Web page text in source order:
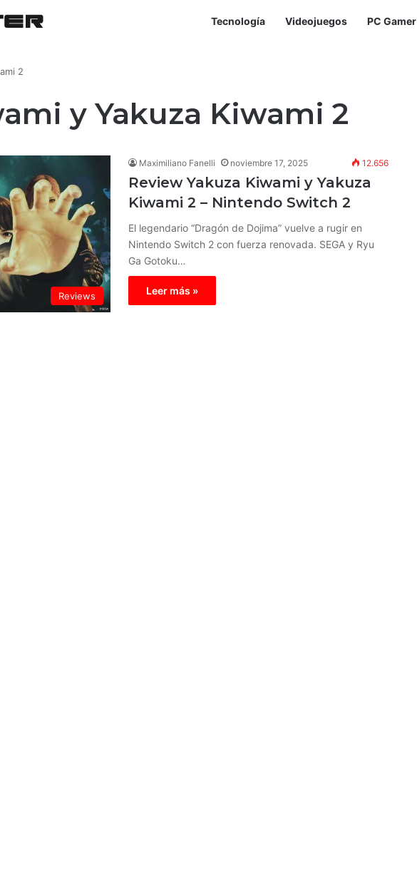
Tecnología Videojuegos PC Gamer
2
y Yakuza Kiwami 2
Reviews
Maximiliano Fanelli noviembre 17, 2025 12.656
Review Yakuza Kiwami y Yakuza
Kiwami 2 – Nintendo Switch 2
El legendario “Dragón de Dojima” vuelve a rugir en
Nintendo Switch 2 con fuerza renovada. SEGA y Ryu
Ga Gotoku…
Leer más »